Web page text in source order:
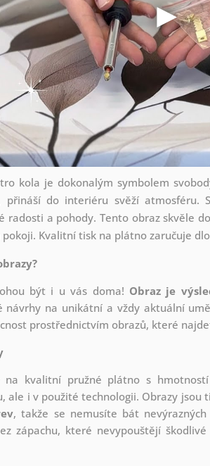
kola je dokonalým symbolem
přináší do interiéru svěží atmosféru.
radosti a pohody. Tento obraz skvěle
Kvalitní tisk na plátno zaručuje
být i u vás doma! Obraz je
návrhy na unikátní a vždy aktuální
prostřednictvím obrazů, které
na kvalitní pružné plátno s hmotností
ale i v použité technologii. Obrazy jsou
, takže se nemusíte bát
zápachu, které nevypouštějí